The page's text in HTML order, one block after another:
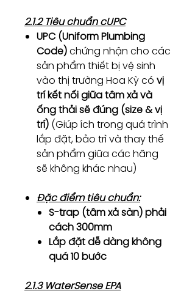
2.1.2 Tiêu chuẩn cUPC
UPC (Uniform Plumbing
Code)chứng nhận cho các
sản phẩm thiết bị vệ sinh
vào thị trường Hoa Kỳ có vị
trí kết nối giữa tâm xả và
ống thải sẽ đúng (size & vị
trí) (Giúp ích trong quá trình
lắp đặt, bảo trì và thay thế
sản phẩm giữa các hãng
sẽ không khác nhau)
Đặc điểm tiêu chuẩn:
S-trap (tâm xả sàn) phải
cách 300mm
Lắp đặt dễ dàng không
quá 10 bước
2.1.3 WaterSense EPA